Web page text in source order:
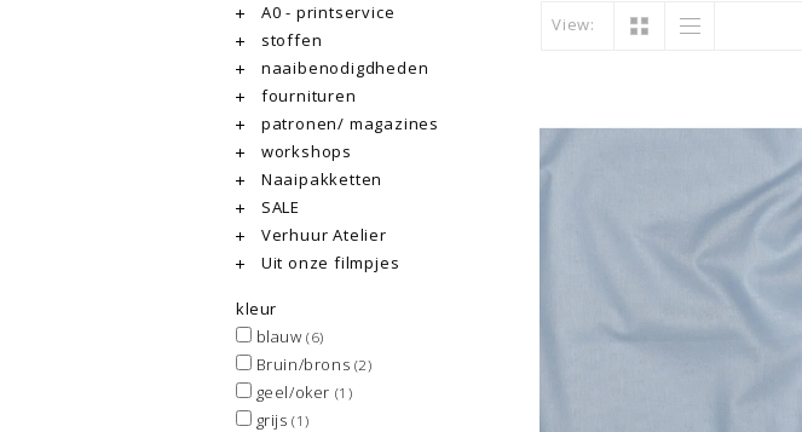
A0 - printservice
stoffen
naaibenodigdheden
fournituren
patronen/ magazines
workshops
Naaipakketten
SALE
Verhuur Atelier
Uit onze filmpjes
kleur
blauw(6)
Bruin/brons (2)
geel/oker (1)
grijs(1)
View: